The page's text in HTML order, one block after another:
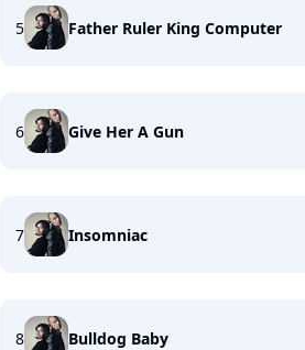
5 Father Ruler King Computer
6 Give Her A Gun
7 Insomniac
8 Bulldog Baby